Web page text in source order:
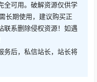
全可用。破解资源仅供学
长期使用，建议购买正
联系删除侵权资源！如遇
务后，私信站长，站长将